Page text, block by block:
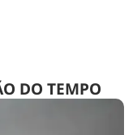
DO TEMPO